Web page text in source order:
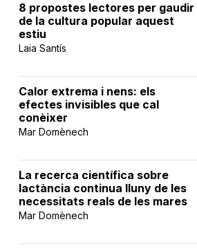
8 propostes lectores per gaudir
de la cultura popular aquest
estiu
Laia Santís
Calor extrema i nens: els
efectes invisibles que cal
conèixer
Mar Domènech
La recerca científica sobre
lactància continua lluny de les
necessitats reals de les mares
Mar Domènech